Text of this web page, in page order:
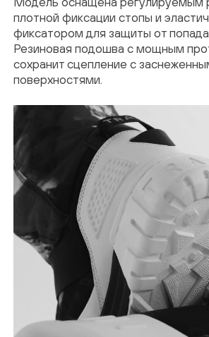
плотной фиксации стопы и
фиксатором для защиты от
Резиновая подошва с мощным
сохранит сцепление с
поверхностями.
На указанный email был
подтверждения
ОТПРАВИТЬ
Нажимая кнопку
соглашаетесь на обработку
данных в соответствии с